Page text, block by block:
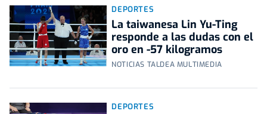
DEPORTES
La taiwanesa Lin Yu-Ting
responde a las dudas con el
oro en -57 kilogramos
NOTICIAS TALDEA MULTIMEDIA
DEPORTES